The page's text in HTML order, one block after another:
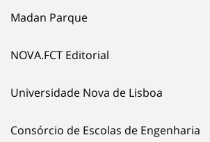
Madan Parque
NOVA.FCT Editorial
Universidade Nova de Lisboa
Consórcio de Escolas de Engenharia